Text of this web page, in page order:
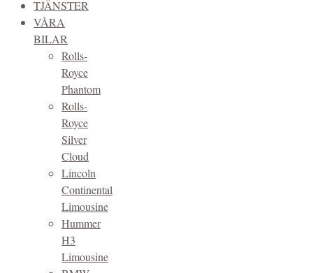
TJÄNSTER
VÅRA
BILAR
Rolls-
Royce
Phantom
Rolls-
Royce
Silver
Cloud
Lincoln
Continental
Limousine
Hummer
H3
Limousine